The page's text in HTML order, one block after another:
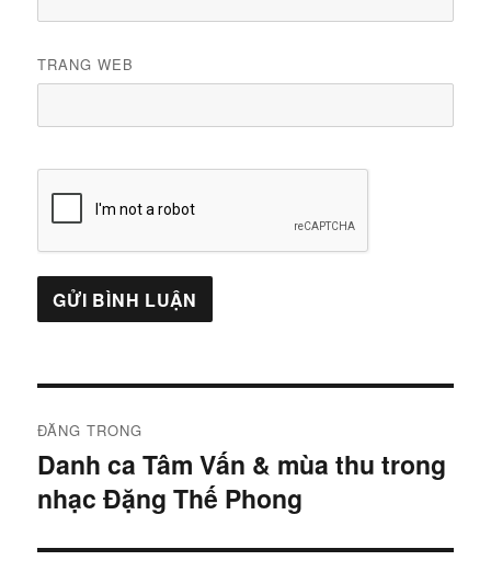
TRANG WEB
hướng
bài
viết
ĐĂNG TRONG
Danh ca Tâm Vấn & mùa thu trong
nhạc Đặng Thế Phong